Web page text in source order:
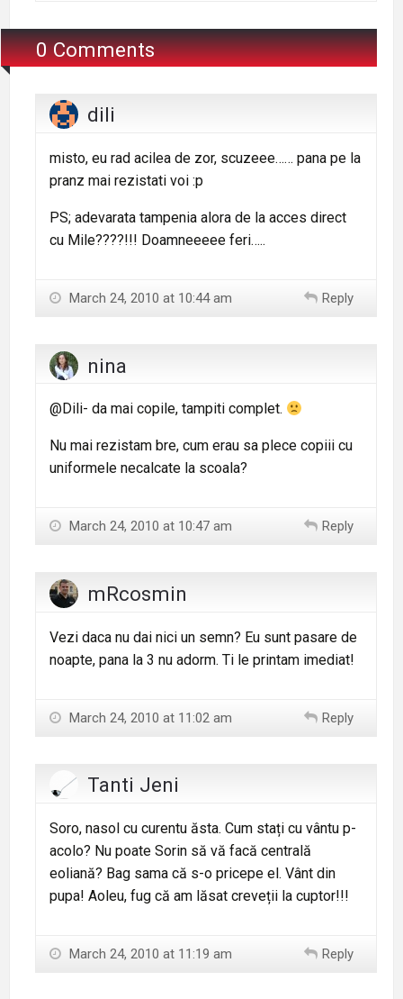
0 Comments
dili
misto, eu rad acilea de zor, scuzeee…… pana pe la
pranz mai rezistati voi :p
PS; adevarata tampenia alora de la acces direct
cu Mile????!!! Doamneeeee feri…..
March 24, 2010 at 10:44 am Reply
nina
@Dili- da mai copile, tampiti complet.
Nu mai rezistam bre, cum erau sa plece copiii cu
uniformele necalcate la scoala?
March 24, 2010 at 10:47 am Reply
mRcosmin
Vezi daca nu dai nici un semn? Eu sunt pasare de
noapte, pana la 3 nu adorm. Ti le printam imediat!
March 24, 2010 at 11:02 am Reply
Tanti Jeni
Soro, nasol cu curentu ăsta. Cum stați cu vântu p-
acolo? Nu poate Sorin să vă facă centrală
eoliană? Bag sama că s-o pricepe el. Vânt din
pupa! Aoleu, fug că am lăsat creveții la cuptor!!!
March 24, 2010 at 11:19 am Reply